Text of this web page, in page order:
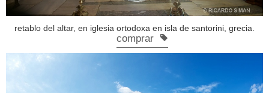
retablo del altar, en iglesia ortodoxa en isla de santorini, grecia.
comprar